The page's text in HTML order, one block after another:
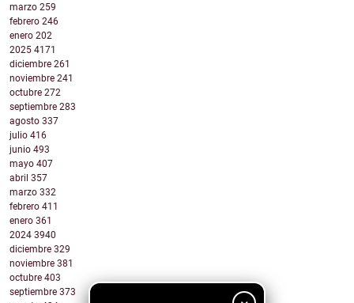
marzo 259
febrero 246
enero 202
2025 4171
diciembre 261
noviembre 241
octubre 272
septiembre 283
agosto 337
julio 416
junio 493
mayo 407
abril 357
marzo 332
febrero 411
enero 361
2024 3940
diciembre 329
noviembre 381
octubre 403
septiembre 373